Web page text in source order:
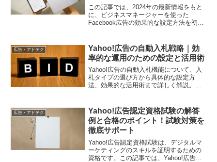
この記事では、2024年の最新情報をもと
に、ビジネスマネージャーを使った
Facebook広告の効果的な設定方法を初心
広告・アドテク
Yahoo!広告の自動入札戦略｜効
率的な運用のための設定と活用術
Yahoo!広告の自動入札機能について、入
札タイプの選び方から具体的な設定方
法、効果的な活用術まで詳しく解説。運
広告・アドテク
Yahoo!広告認定資格試験の解答
例と合格のポイント！試験対策を
徹底サポート
Yahoo!広告認定資格試験は、デジタルマ
ーケティングのスキルを証明するための
資格です。この記事では、Yahoo!広告認